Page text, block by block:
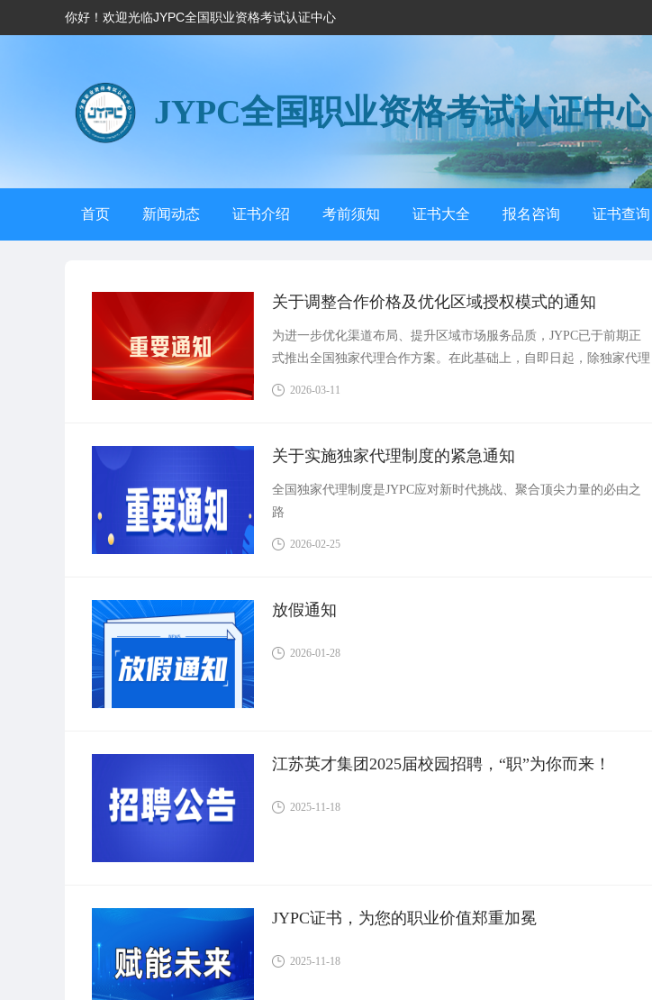
你好！欢迎光临JYPC全国职业资格考试认证中心
JYPC全国职业资格考试认证中心
首页 新闻动态 证书介绍 考前须知 证书大全 报名咨询 证书查询
关于调整合作价格及优化区域授权模式的通知
为进一步优化渠道布局、提升区域市场服务品质，JYPC已于前期正
式推出全国独家代理合作方案。在此基础上，自即日起，除独家代理
2026-03-11
关于实施独家代理制度的紧急通知
全国独家代理制度是JYPC应对新时代挑战、聚合顶尖力量的必由之
路
2026-02-25
放假通知
2026-01-28
江苏英才集团2025届校园招聘，“职”为你而来！
2025-11-18
JYPC证书，为您的职业价值郑重加冕
2025-11-18